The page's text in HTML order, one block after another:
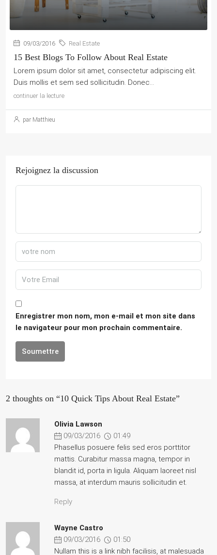
09/03/2016 Real Estate
15 Best Blogs To Follow About Real Estate
Lorem ipsum dolor sit amet, consectetur adipiscing elit.
Duis mollis et sem sed sollicitudin. Donec...
continuer la lecture
par Matthieu
Rejoignez la discussion
Enregistrer mon nom, mon e-mail et mon site dans
le navigateur pour mon prochain commentaire.
Soumettre
2 thoughts on “10 Quick Tips About Real Estate”
Olivia Lawson
09/03/2016
01:49
Phasellus posuere felis sed eros porttitor
mattis. Curabitur massa magna, tempor in
blandit id, porta in ligula. Aliquam laoreet nisl
massa, at interdum mauris sollicitudin et.
Reply
Wayne Castro
09/03/2016
01:50
Nullam this is a link nibh facilisis, at malesuada